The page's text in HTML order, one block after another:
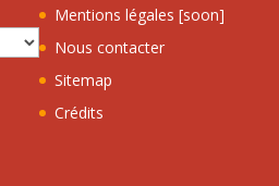
Mentions légales [soon]
Nous contacter
Sitemap
Crédits